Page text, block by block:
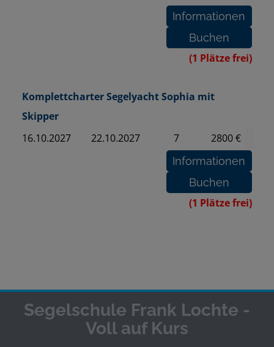
(1 Plätze frei)
Komplettcharter Segelyacht Sophia mit
Skipper
16.10.2027
22.10.2027 7 2800 €
(1 Plätze frei)
Segelschule Frank Lochte -
Voll auf Kurs